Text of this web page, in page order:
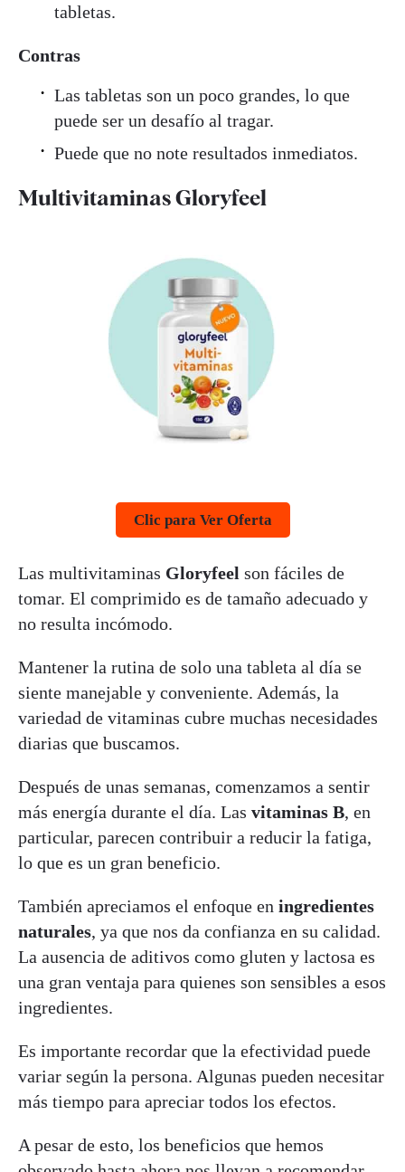
tabletas.
Contras
Las tabletas son un poco grandes, lo que
puede ser un desafío al tragar.
Puede que no note resultados inmediatos.
Multivitaminas Gloryfeel
Clic para Ver Oferta
Las multivitaminas Gloryfeel son fáciles de
tomar. El comprimido es de tamaño adecuado y
no resulta incómodo.
Mantener la rutina de solo una tableta al día se
siente manejable y conveniente. Además, la
variedad de vitaminas cubre muchas necesidades
diarias que buscamos.
Después de unas semanas, comenzamos a sentir
más energía durante el día. Las vitaminas B, en
particular, parecen contribuir a reducir la fatiga,
lo que es un gran beneficio.
También apreciamos el enfoque en ingredientes
naturales, ya que nos da confianza en su calidad.
La ausencia de aditivos como gluten y lactosa es
una gran ventaja para quienes son sensibles a esos
ingredientes.
Es importante recordar que la efectividad puede
variar según la persona. Algunas pueden necesitar
más tiempo para apreciar todos los efectos.
A pesar de esto, los beneficios que hemos